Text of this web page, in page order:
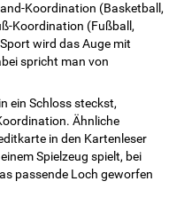
Koordination (Basketball,
Koordination (Fußball,
wird das Auge mit
spricht man von
ein Schloss steckst,
Ähnliche
in den Kartenleser
Spielzeug spielt, bei
passende Loch geworfen